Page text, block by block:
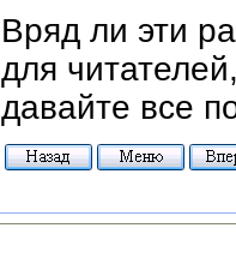
Вряд ли эти
для
давайте все